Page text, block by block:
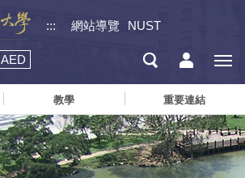
::: 網站導覽 NUST
AED
教學 重要連結